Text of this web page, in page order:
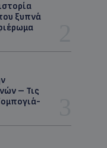
ξυπνά
– Τις